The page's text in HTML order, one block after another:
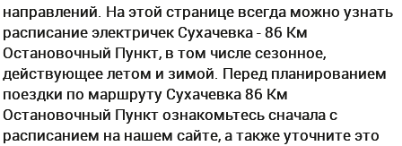
направлений. На этой странице всегда можно узнать
расписание электричек Сухачевка - 86 Км
Остановочный Пункт, в том числе сезонное,
действующее летом и зимой. Перед планированием
поездки по маршруту Сухачевка 86 Км
Остановочный Пункт ознакомьтесь сначала с
расписанием на нашем сайте, а также уточните это